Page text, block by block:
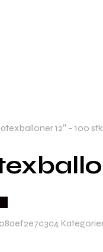
12″ – 100
08aef2e7c3c4